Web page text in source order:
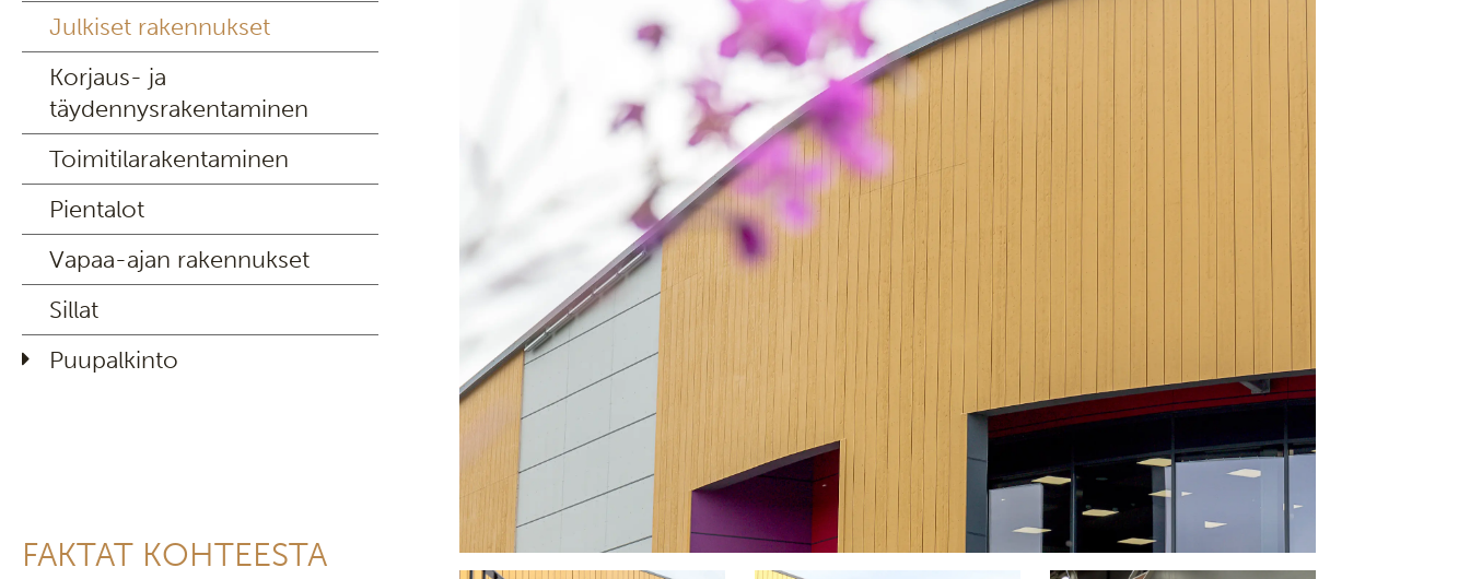
Julkiset rakennukset
Korjaus- ja
täydennysrakentaminen
Toimitilarakentaminen
Pientalot
Vapaa-ajan rakennukset
Sillat
Puupalkinto
FAKTAT KOHTEESTA